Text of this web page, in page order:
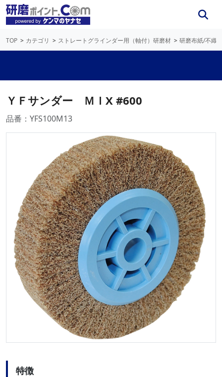
TOP カテゴリ ストレートグラインダー用（軸付）研磨材 研磨布紙/不織
ＹＦサンダー ＭＩX #600
品番：YFS100M13
特徴